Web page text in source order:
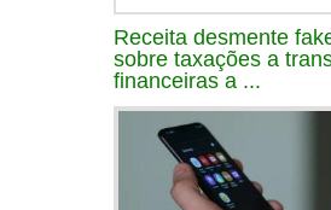
Receita desmente
sobre taxações a
financeiras a ...